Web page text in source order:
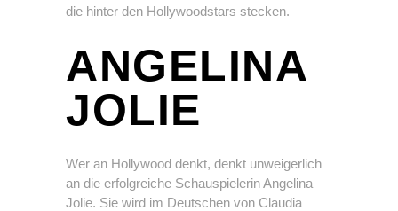
die hinter den Hollywoodstars stecken.
ANGELINA
JOLIE
Wer an Hollywood denkt, denkt unweigerlich
an die erfolgreiche Schauspielerin Angelina
Jolie. Sie wird im Deutschen von Claudia